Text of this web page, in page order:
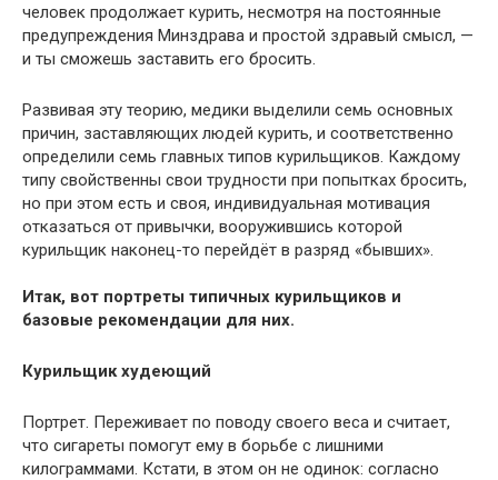
человек продолжает курить, несмотря на постоянные
предупреждения Минздрава и простой здравый смысл, —
и ты сможешь заставить его бросить.
Развивая эту теорию, медики выделили семь основных
причин, заставляющих людей курить, и соответственно
определили семь главных типов курильщиков. Каждому
типу свойственны свои трудности при попытках бросить,
но при этом есть и своя, индивидуальная мотивация
отказаться от привычки, вооружившись которой
курильщик наконец-то перейдёт в разряд «бывших».
Итак, вот портреты типичных курильщиков и
базовые рекомендации для них.
Курильщик худеющий
Портрет. Переживает по поводу своего веса и считает,
что сигареты помогут ему в борьбе с лишними
килограммами. Кстати, в этом он не одинок: согласно